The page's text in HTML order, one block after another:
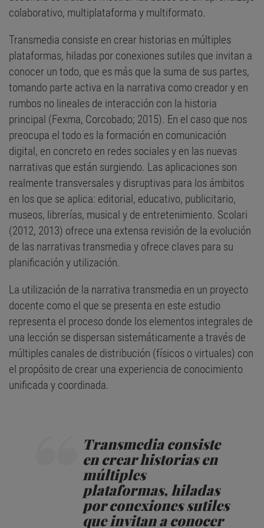
colaborativo, multiplataforma y multiformato.
Transmedia consiste en crear historias en múltiples
plataformas, hiladas por conexiones sutiles que invitan a
conocer un todo, que es más que la suma de sus partes,
tomando parte activa en la narrativa como creador y en
rumbos no lineales de interacción con la historia
principal (Fexma, Corcobado; 2015). En el caso que nos
preocupa el todo es la formación en comunicación
digital, en concreto en redes sociales y en las nuevas
narrativas que están surgiendo. Las aplicaciones son
realmente transversales y disruptivas para los ámbitos
en los que se aplica: editorial, educativo, publicitario,
museos, librerías, musical y de entretenimiento. Scolari
(2012, 2013) ofrece una extensa revisión de la evolución
de las narrativas transmedia y ofrece claves para su
planificación y utilización.
La utilización de la narrativa transmedia en un proyecto
docente como el que se presenta en este estudio
representa el proceso donde los elementos integrales de
una lección se dispersan sistemáticamente a través de
múltiples canales de distribución (físicos o virtuales) con
el propósito de crear una experiencia de conocimiento
unificada y coordinada.
Transmedia consiste
en crear historias en
múltiples
plataformas, hiladas
por conexiones sutiles
que invitan a conocer